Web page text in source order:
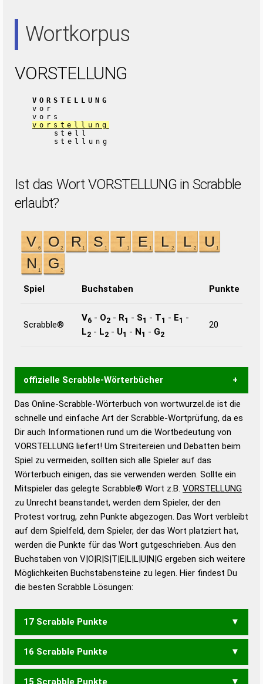
Wortkorpus
VORSTELLUNG
VORSTELLUNG
vor
vors
vorstellung
stell
stellung
Ist das Wort VORSTELLUNG in Scrabble
erlaubt?
Spiel Buchstaben Punkte
Scrabble®
V6 - O2 - R1 - S1 - T1 - E1 -
L2 - L2 - U1 - N1 - G2
20
offizielle Scrabble-Wörterbücher
Wortwurzel liefert mit Hilfe eines semantischen
Wortanalyse-Algorithmus gute Anhaltspunkte zu
Wortbedeutung, Worttrennung und Wortform, um die
Gültigkeit eines Wortes für das Scrabble-Spiel zu
bestimmen! zugelassene Turnier Scrabble-
Wörterbücher sind:
Duden – Standardwerk in 12 Bänden
Duden – Richtiges und gutes
Deutsch
Duden – Die deutsche Grammatik
Duden – Deutsches
Universalwörterbuch
Das Online-Scrabble-Wörterbuch von wortwurzel.de ist die
schnelle und einfache Art der Scrabble-Wortprüfung, da es
Dir auch Informationen rund um die Wortbedeutung von
VORSTELLUNG liefert! Um Streitereien und Debatten beim
Spiel zu vermeiden, sollten sich alle Spieler auf das
Wörterbuch einigen, das sie verwenden werden. Sollte ein
Mitspieler das gelegte Scrabble® Wort z.B. VORSTELLUNG
zu Unrecht beanstandet, werden dem Spieler, der den
Protest vortrug, zehn Punkte abgezogen. Das Wort verbleibt
auf dem Spielfeld, dem Spieler, der das Wort platziert hat,
werden die Punkte für das Wort gutgeschrieben. Aus den
Buchstaben von V|O|R|S|T|E|L|L|U|N|G ergeben sich weitere
Möglichkeiten Buchstabensteine zu legen. Hier findest Du
die besten Scrabble Lösungen:
17 Scrabble Punkte
VERLOSUNG VORLESUNG
16 Scrabble Punkte
15 Scrabble Punkte